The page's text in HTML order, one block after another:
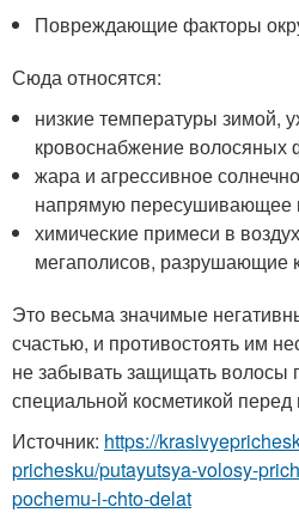
Повреждающие факторы
Сюда относятся:
низкие температуры зимой,
кровоснабжение волосяных
жара и агрессивное
напрямую пересушивающее
химические примеси в
мегаполисов, разрушающие
Это весьма значимые
счастью, и противостоять им
не забывать защищать волосы
специальной косметикой
Источник: https://
prichesku/putayutsya-volosy-
pochemu-i-chto-delat